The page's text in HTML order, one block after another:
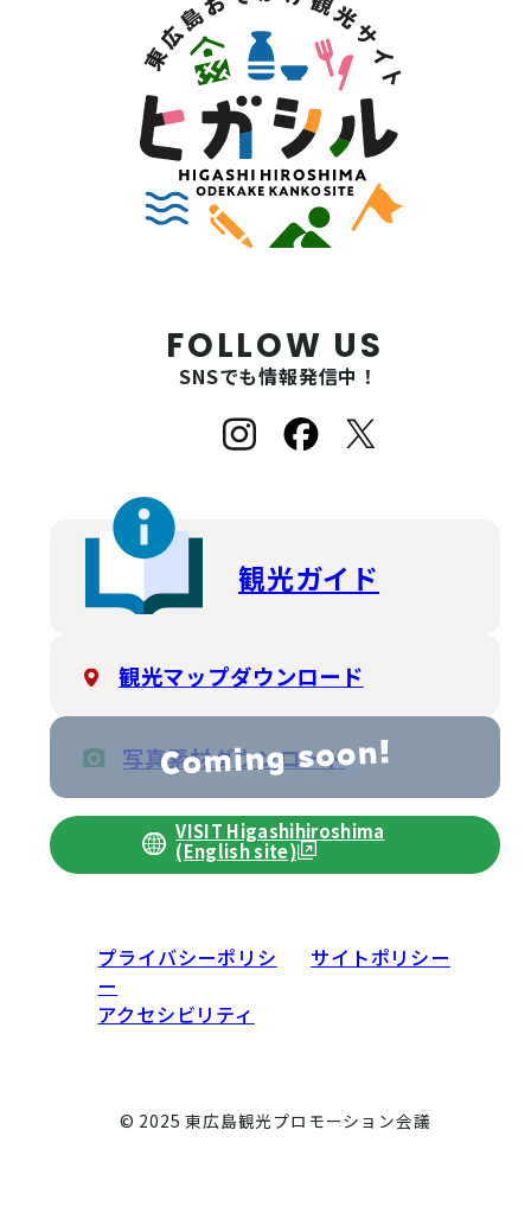
FOLLOW US
SNSでも情報発信中！
観光ガイド
観光マップダウンロード
写真素材ダウンロード
VISIT Higashihiroshima
(English site)
プライバシーポリシ
ー
サイトポリシー
アクセシビリティ
© 2025 東広島観光プロモーション会議